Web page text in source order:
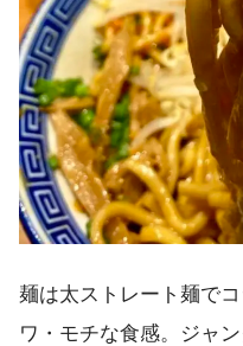
麺は太ストレート麺で
ワ・モチな食感。ジャ